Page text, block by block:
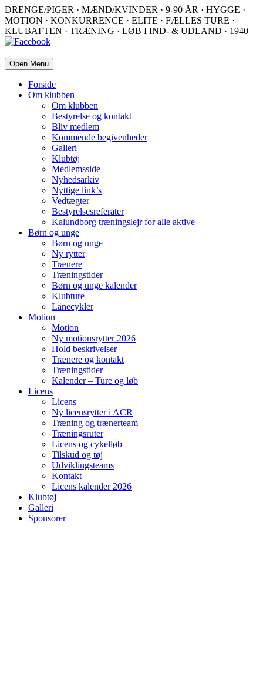
DRENGE/PIGER · MÆND/KVINDER · 9-90 ÅR · HYGGE ·
MOTION · KONKURRENCE · ELITE · FÆLLES TURE ·
KLUBAFTEN · TRÆNING · LØB I IND- & UDLAND · 1940
Open Menu
Forside
Om klubben
Om klubben
Bestyrelse og kontakt
Bliv medlem
Kommende begivenheder
Galleri
Klubtøj
Medlemsside
Nyhedsarkiv
Nyttige link’s
Vedtægter
Bestyrelsesreferater
Kalundborg træningslejr for alle aktive
Børn og unge
Børn og unge
Ny rytter
Trænere
Træningstider
Børn og unge kalender
Klubture
Lånecykler
Motion
Motion
Ny motionsrytter 2026
Hold beskrivelser
Trænere og kontakt
Træningstider
Kalender – Ture og løb
Licens
Licens
Ny licensrytter i ACR
Træning og trænerteam
Træningsruter
Licens og cykelløb
Tilskud og tøj
Udviklingsteams
Kontakt
Licens kalender 2026
Klubtøj
Galleri
Sponsorer